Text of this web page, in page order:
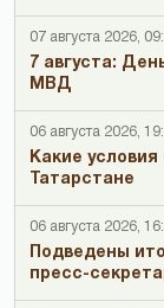
07 августа 2026,
7 августа:
МВД
06 августа 2026,
Какие
Татарстане
06 августа 2026,
Подведены
пресс-